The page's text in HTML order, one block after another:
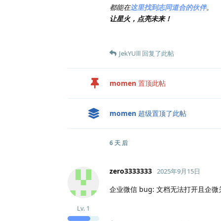
都能在这里找到志同道合的伙伴。
让星火，点亮未来！
JekYUlll 回复了此帖
momen 置顶此帖
momen 超级置顶了此帖
6 天 后
zero3333333
Lv. 1
2025年9月15日
企业微信 bug: 文档无法打开且企微